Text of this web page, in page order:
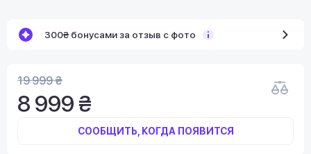
300₴ бонусами за отзыв с фото
19 999 ₴
8 999 ₴
СООБЩИТЬ, КОГДА ПОЯВИТСЯ